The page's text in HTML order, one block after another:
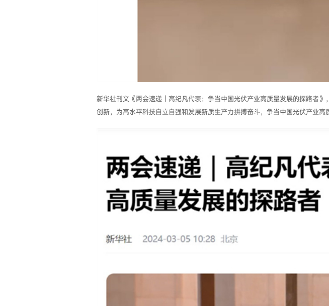
新华社刊文《两会速递｜高纪凡代表：争当中国光伏产业高质量发展的探路者
创新，为高水平科技自立自强和发展新质生产力拼搏奋斗，争当中国光伏产业高